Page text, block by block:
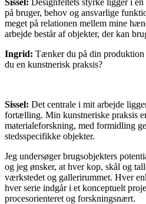
på bruger, behov og ansvarlige
meget på relationen mellem mine
arbejde består af objekter, der kan
Ingrid: Tænker du på din produktion
du en kunstnerisk praksis?
Sissel: Det centrale i mit arbejde
fortælling. Min kunstneriske praksis
materialeforskning, med formidling
stedsspecifikke objekter.
Jeg undersøger brugsobjekters
og jeg ønsker, at hver kop, skål og
værkstedet og gallerirummet. Hver
hver serie indgår i et konceptuelt
procesorienteret og forskningsnært.